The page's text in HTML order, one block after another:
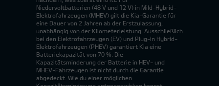
Niedervoltbatterien (48 V und 12 V) in Mild-Hybrid-
Elektrofahrzeugen (MHEV) gilt die Kia-Garantie für
eine Dauer von 2 Jahren ab der Erstzulassung,
unabhängig von der Kilometerleistung. Ausschließlich
bei den Elektrofahrzeugen (EV) und Plug-in Hybrid-
Elektrofahrzeugen (PHEV) garantiert Kia eine
Batteriekapazität von 70 %. Die
Kapazitätsminderung der Batterie in HEV- und
MHEV-Fahrzeugen ist nicht durch die Garantie
abgedeckt. Wie du einer möglichen